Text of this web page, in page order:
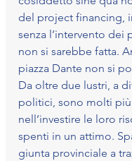
del project financing,
senza l’intervento dei
non si sarebbe fatta.
piazza Dante non si
Da oltre due lustri, a
politici, sono molti
nell’investire le loro
spenti in un attimo.
giunta provinciale a